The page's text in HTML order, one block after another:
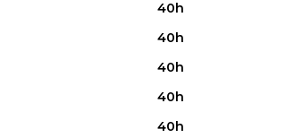
40h
40h
40h
40h
40h